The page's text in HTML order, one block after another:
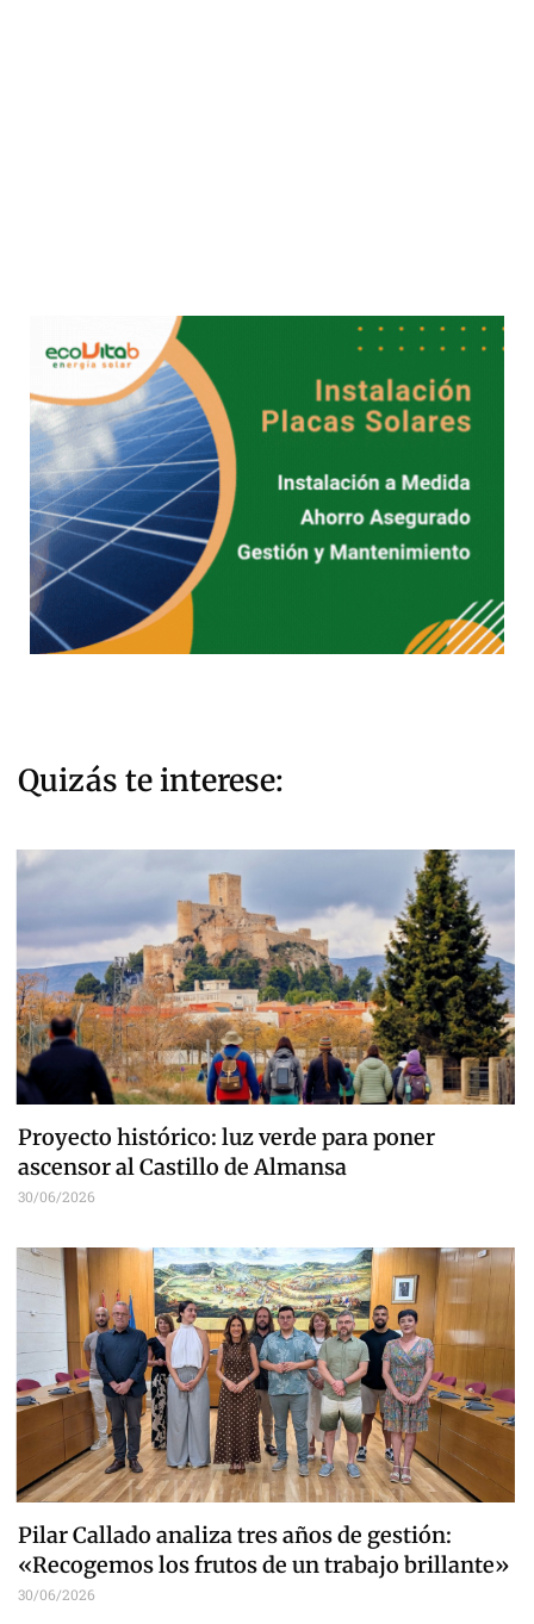
Quizás te interese:
Proyecto histórico: luz verde para poner
ascensor al Castillo de Almansa
30/06/2026
Pilar Callado analiza tres años de gestión:
«Recogemos los frutos de un trabajo brillante»
30/06/2026